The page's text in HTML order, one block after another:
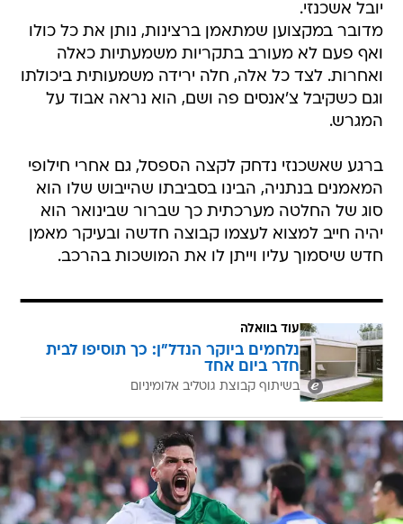
יובל אשכנזי.
מדובר במקצוען שמתאמן ברצינות, נותן את כל כולו
ואף פעם לא מעורב בתקריות משמעתיות כאלה
ואחרות. לצד כל אלה, חלה ירידה משמעותית ביכולתו
וגם כשקיבל צ'אנסים פה ושם, הוא נראה אבוד על
המגרש.
ברגע שאשכנזי נדחק לקצה הספסל, גם אחרי חילופי
המאמנים בנתניה, הבינו בסביבתו שהייבוש שלו הוא
סוג של החלטה מערכתית כך שברור שבינואר הוא
יהיה חייב למצוא לעצמו קבוצה חדשה ובעיקר מאמן
חדש שיסמוך עליו וייתן לו את המושכות בהרכב.
עוד בוואלה
נלחמים ביוקר הנדל"ן: כך תוסיפו לבית
חדר ביום אחד
בשיתוף קבוצת גוטליב אלומיניום